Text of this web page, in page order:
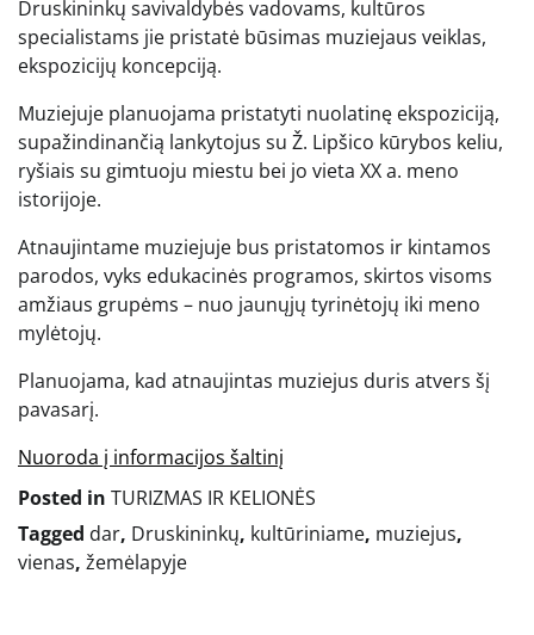
Druskininkų savivaldybės vadovams, kultūros
specialistams jie pristatė būsimas muziejaus veiklas,
ekspozicijų koncepciją.
Muziejuje planuojama pristatyti nuolatinę ekspoziciją,
supažindinančią lankytojus su Ž. Lipšico kūrybos keliu,
ryšiais su gimtuoju miestu bei jo vieta XX a. meno
istorijoje.
Atnaujintame muziejuje bus pristatomos ir kintamos
parodos, vyks edukacinės programos, skirtos visoms
amžiaus grupėms – nuo jaunųjų tyrinėtojų iki meno
mylėtojų.
Planuojama, kad atnaujintas muziejus duris atvers šį
pavasarį.
Nuoroda į informacijos šaltinį
Posted in TURIZMAS IR KELIONĖS
Tagged dar, Druskininkų, kultūriniame, muziejus,
vienas, žemėlapyje